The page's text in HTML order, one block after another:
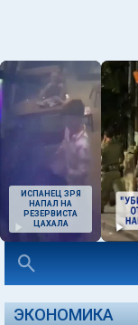
ИСПАНЕЦ ЗРЯ
НАПАЛ НА
РЕЗЕРВИСТА
ЦАХАЛА
ЭКОНОМИКА